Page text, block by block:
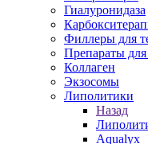
Гиалуронидаза
Филлеры для
Препараты для
Коллаген
Экзосомы
Липолитики
Назад
Aqualyx